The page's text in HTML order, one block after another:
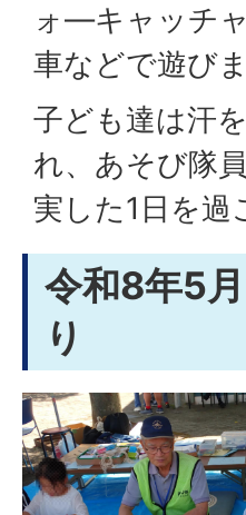
ォ―キャッチ
車などで遊びま
子ども達は汗
れ、あそび隊
実した1日を過
令和8年5
り